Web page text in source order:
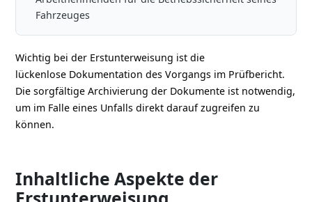
Fahrzeuges
Wichtig bei der Erstunterweisung ist die
lückenlose Dokumentation des Vorgangs im Prüfbericht.
Die sorgfältige Archivierung der Dokumente ist notwendig,
um im Falle eines Unfalls direkt darauf zugreifen zu
können.
Inhaltliche Aspekte der